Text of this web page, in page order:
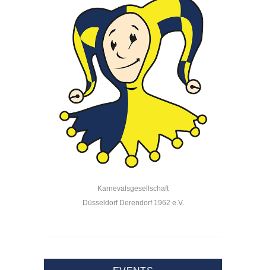
Karnevalsgesellschaft
Düsseldorf Derendorf 1962 e.V.